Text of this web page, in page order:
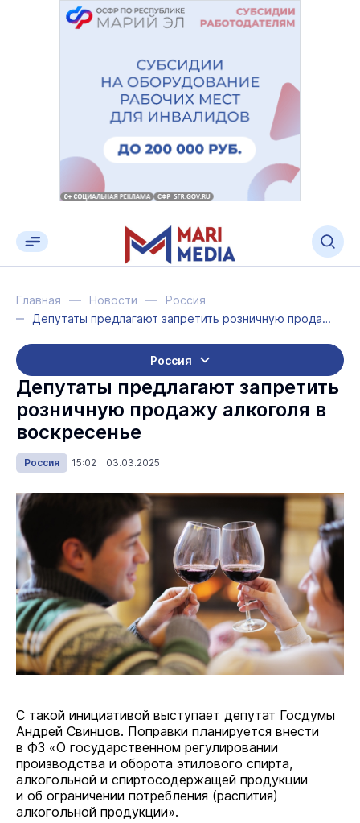
Главная Новости
Россия
Депутаты предлагают запретить розничную продажу алкоголя в воскресенье
Россия
Депутаты предлагают запретить
розничную продажу алкоголя в
воскресенье
Россия 15:02 03.03.2025
С такой инициативой выступает депутат Госдумы
Андрей Свинцов. Поправки планируется внести
в ФЗ «О государственном регулировании
производства и оборота этилового спирта,
алкогольной и спиртосодержащей продукции
и об ограничении потребления (распития)
алкогольной продукции».